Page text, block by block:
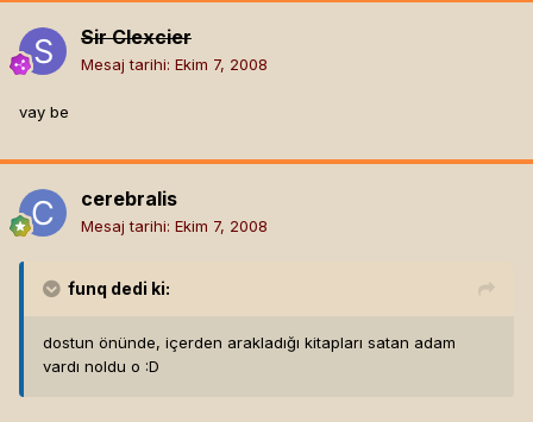
Sir Clexcier
Mesaj tarihi: Ekim 7, 2008
vay be
cerebralis
Mesaj tarihi: Ekim 7, 2008
funq dedi ki:
dostun önünde, içerden arakladığı kitapları satan adam
vardı noldu o :D